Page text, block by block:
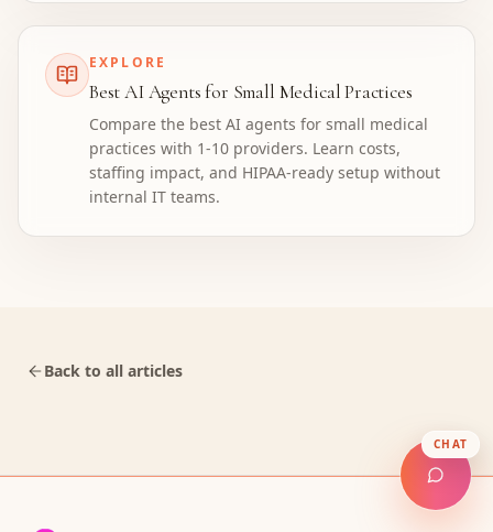
EXPLORE
Best AI Agents for Small Medical Practices
Compare the best AI agents for small medical
practices with 1-10 providers. Learn costs,
staffing impact, and HIPAA-ready setup without
internal IT teams.
Back to all articles
CHAT